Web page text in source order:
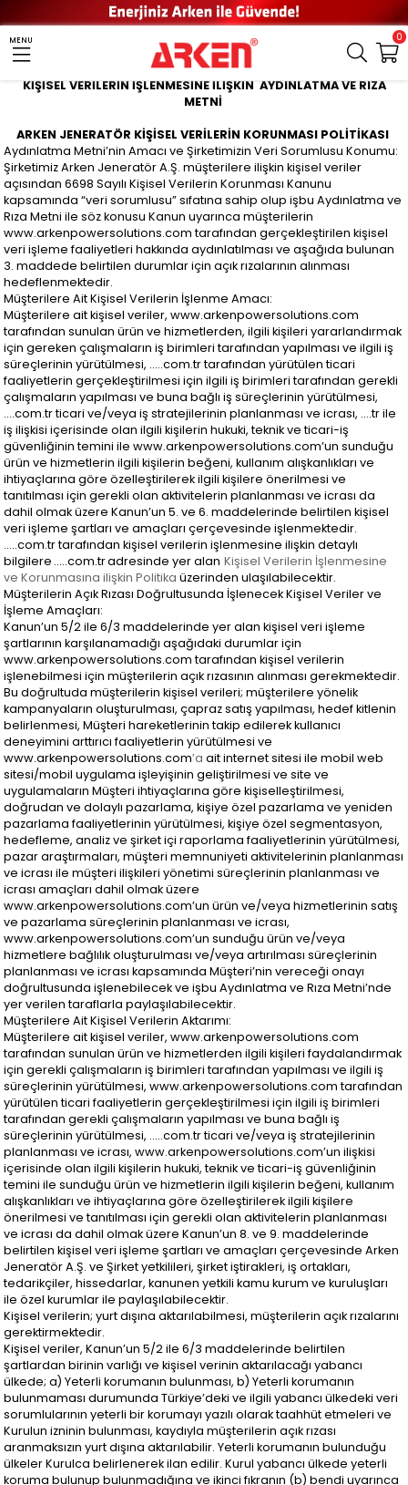
MENU 0
KİŞİSEL VERİLERİN İŞLENMESİNE İLİŞKİN AYDINLATMA VE RIZA
METNİ
ARKEN JENERATÖR KİŞİSEL VERİLERİN KORUNMASI POLİTİKASI
Aydınlatma Metni’nin Amacı ve Şirketimizin Veri Sorumlusu Konumu:
Şirketimiz Arken Jeneratör A.Ş. müşterilere ilişkin kişisel veriler
açısından 6698 Sayılı Kişisel Verilerin Korunması Kanunu
kapsamında “veri sorumlusu” sıfatına sahip olup işbu Aydınlatma ve
Rıza Metni ile söz konusu Kanun uyarınca müşterilerin
www.arkenpowersolutions.com tarafından gerçekleştirilen kişisel
veri işleme faaliyetleri hakkında aydınlatılması ve aşağıda bulunan
3. maddede belirtilen durumlar için açık rızalarının alınması
hedeflenmektedir.
Müşterilere Ait Kişisel Verilerin İşlenme Amacı:
Müşterilere ait kişisel veriler, www.arkenpowersolutions.com
tarafından sunulan ürün ve hizmetlerden, ilgili kişileri yararlandırmak
için gereken çalışmaların iş birimleri tarafından yapılması ve ilgili iş
süreçlerinin yürütülmesi, …..com.tr tarafından yürütülen ticari
faaliyetlerin gerçekleştirilmesi için ilgili iş birimleri tarafından gerekli
çalışmaların yapılması ve buna bağlı iş süreçlerinin yürütülmesi,
….com.tr ticari ve/veya iş stratejilerinin planlanması ve icrası, ….tr ile
iş ilişkisi içerisinde olan ilgili kişilerin hukuki, teknik ve ticari-iş
güvenliğinin temini ile www.arkenpowersolutions.com’un sunduğu
ürün ve hizmetlerin ilgili kişilerin beğeni, kullanım alışkanlıkları ve
ihtiyaçlarına göre özelleştirilerek ilgili kişilere önerilmesi ve
tanıtılması için gerekli olan aktivitelerin planlanması ve icrası da
dahil olmak üzere Kanun’un 5. ve 6. maddelerinde belirtilen kişisel
veri işleme şartları ve amaçları çerçevesinde işlenmektedir.
…..com.tr tarafından kişisel verilerin işlenmesine ilişkin detaylı
bilgilere …..com.tr adresinde yer alan Kişisel Verilerin İşlenmesine
ve Korunmasına ilişkin Politikaüzerinden ulaşılabilecektir.
Müşterilerin Açık Rızası Doğrultusunda İşlenecek Kişisel Veriler ve
İşleme Amaçları:
Kanun’un 5/2 ile 6/3 maddelerinde yer alan kişisel veri işleme
şartlarının karşılanamadığı aşağıdaki durumlar için
www.arkenpowersolutions.com tarafından kişisel verilerin
işlenebilmesi için müşterilerin açık rızasının alınması gerekmektedir.
Bu doğrultuda müşterilerin kişisel verileri; müşterilere yönelik
kampanyaların oluşturulması, çapraz satış yapılması, hedef kitlenin
belirlenmesi, Müşteri hareketlerinin takip edilerek kullanıcı
deneyimini arttırıcı faaliyetlerin yürütülmesi ve
www.arkenpowersolutions.com’a ait internet sitesi ile mobil web
sitesi/mobil uygulama işleyişinin geliştirilmesi ve site ve
uygulamaların Müşteri ihtiyaçlarına göre kişiselleştirilmesi,
doğrudan ve dolaylı pazarlama, kişiye özel pazarlama ve yeniden
pazarlama faaliyetlerinin yürütülmesi, kişiye özel segmentasyon,
hedefleme, analiz ve şirket içi raporlama faaliyetlerinin yürütülmesi,
pazar araştırmaları, müşteri memnuniyeti aktivitelerinin planlanması
ve icrası ile müşteri ilişkileri yönetimi süreçlerinin planlanması ve
icrası amaçları dahil olmak üzere
www.arkenpowersolutions.com’un ürün ve/veya hizmetlerinin satış
ve pazarlama süreçlerinin planlanması ve icrası,
www.arkenpowersolutions.com’un sunduğu ürün ve/veya
hizmetlere bağlılık oluşturulması ve/veya artırılması süreçlerinin
planlanması ve icrası kapsamında Müşteri’nin vereceği onayı
doğrultusunda işlenebilecek ve işbu Aydınlatma ve Rıza Metni’nde
yer verilen taraflarla paylaşılabilecektir.
Müşterilere Ait Kişisel Verilerin Aktarımı:
Müşterilere ait kişisel veriler, www.arkenpowersolutions.com
tarafından sunulan ürün ve hizmetlerden ilgili kişileri faydalandırmak
için gerekli çalışmaların iş birimleri tarafından yapılması ve ilgili iş
süreçlerinin yürütülmesi, www.arkenpowersolutions.com tarafından
yürütülen ticari faaliyetlerin gerçekleştirilmesi için ilgili iş birimleri
tarafından gerekli çalışmaların yapılması ve buna bağlı iş
süreçlerinin yürütülmesi, …..com.tr ticari ve/veya iş stratejilerinin
planlanması ve icrası, www.arkenpowersolutions.com’un ilişkisi
içerisinde olan ilgili kişilerin hukuki, teknik ve ticari-iş güvenliğinin
temini ile sunduğu ürün ve hizmetlerin ilgili kişilerin beğeni, kullanım
alışkanlıkları ve ihtiyaçlarına göre özelleştirilerek ilgili kişilere
önerilmesi ve tanıtılması için gerekli olan aktivitelerin planlanması
ve icrası da dahil olmak üzere Kanun’un 8. ve 9. maddelerinde
belirtilen kişisel veri işleme şartları ve amaçları çerçevesinde Arken
Jeneratör A.Ş. ve Şirket yetkilileri, şirket iştirakleri, iş ortakları,
tedarikçiler, hissedarlar, kanunen yetkili kamu kurum ve kuruluşları
ile özel kurumlar ile paylaşılabilecektir.
Kişisel verilerin; yurt dışına aktarılabilmesi, müşterilerin açık rızalarını
gerektirmektedir.
Kişisel veriler, Kanun’un 5/2 ile 6/3 maddelerinde belirtilen
şartlardan birinin varlığı ve kişisel verinin aktarılacağı yabancı
ülkede; a) Yeterli korumanın bulunması, b) Yeterli korumanın
bulunmaması durumunda Türkiye’deki ve ilgili yabancı ülkedeki veri
sorumlularının yeterli bir korumayı yazılı olarak taahhüt etmeleri ve
Kurulun izninin bulunması, kaydıyla müşterilerin açık rızası
aranmaksızın yurt dışına aktarılabilir. Yeterli korumanın bulunduğu
ülkeler Kurulca belirlenerek ilan edilir. Kurul yabancı ülkede yeterli
koruma bulunup bulunmadığına ve ikinci fıkranın (b) bendi uyarınca